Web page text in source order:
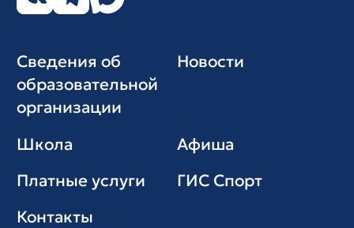
Сведения об
образовательной
организации
Новости
Школа
Афиша
Платные услуги
ГИС Cпорт
Контакты